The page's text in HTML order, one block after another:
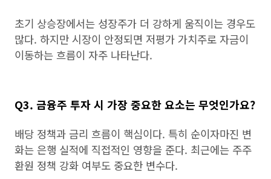
초기 상승장에서는 성장주가 더 강하게 움직이는 경우도
많다. 하지만 시장이 안정되면 저평가 가치주로 자금이
이동하는 흐름이 자주 나타난다.
Q3. 금융주 투자 시 가장 중요한 요소는 무엇인가요?
배당 정책과 금리 흐름이 핵심이다. 특히 순이자마진 변
화는 은행 실적에 직접적인 영향을 준다. 최근에는 주주
환원 정책 강화 여부도 중요한 변수다.